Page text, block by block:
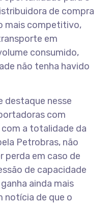
de compra
mais competitivo,
em
consumido,
não tenha havido
destaque nesse
com
a totalidade da
Petrobras, não
perda em caso de
de capacidade
ainda mais
notícia de que o